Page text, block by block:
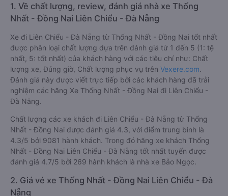
1. Về chất lượng, review, đánh giá nhà xe Thống
Nhất - Đồng Nai Liên Chiểu - Đà Nẵng
Xe đi Liên Chiểu - Đà Nẵng từ Thống Nhất - Đồng Nai tốt nhất
được phân loại chất lượng dựa trên đánh giá từ 1 đến 5 (1: tệ
nhất, 5: tốt nhất) của khách hàng với các tiêu chí như: Chất
lượng xe, Đúng giờ, Chất lượng phục vụ trên Vexere.com.
Đánh giá này được viết trực tiếp bởi các khách hàng đã trải
nghiệm các hãng Xe Thống Nhất - Đồng Nai đi Liên Chiểu -
Đà Nẵng.
Chất lượng các xe khách đi Liên Chiểu - Đà Nẵng từ Thống
Nhất - Đồng Nai được đánh giá 4.3, với điểm trung bình là
4.3/5 bởi 9081 hành khách. Trong đó hãng xe khách Thống
Nhất - Đồng Nai Liên Chiểu - Đà Nẵng tốt nhất tuyến được
đánh giá 4.7/5 bởi 269 hành khách là nhà xe Bảo Ngọc.
2. Giá vé xe Thống Nhất - Đồng Nai Liên Chiểu - Đà
Nẵng